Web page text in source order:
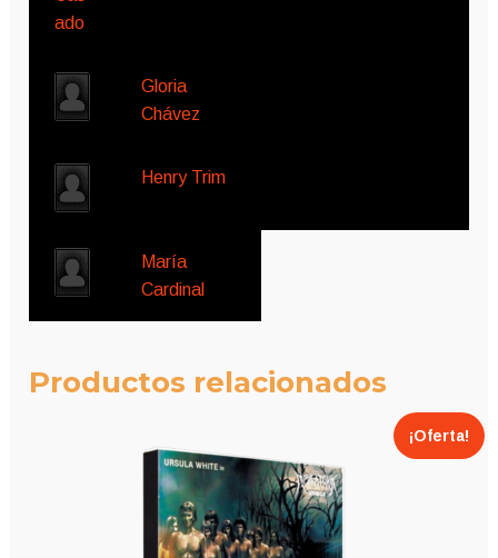
Gloria
Chávez
Henry Trim
María
Cardinal
Productos relacionados
¡Oferta!